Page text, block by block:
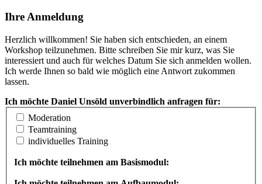
Ihre Anmeldung
Herzlich willkommen! Sie haben sich entschieden, an einem
Workshop teilzunehmen. Bitte schreiben Sie mir kurz, was Sie
interessiert und auch für welches Datum Sie sich anmelden wollen.
Ich werde Ihnen so bald wie möglich eine Antwort zukommen
lassen.
Ich möchte Daniel Unsöld unverbindlich anfragen für:
Moderation
Teamtraining
individuelles Training
Ich möchte teilnehmen am Basismodul: